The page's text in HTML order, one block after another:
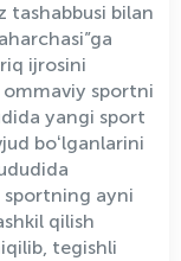
tashabbusi bilan
ijrosini
ommaviy sportni
yangi sport
boʻlganlarini
sportning ayni
qilish
tegishli